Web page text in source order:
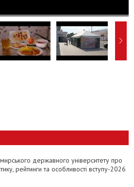
державного університету про
рейтинги та особливості вступу-2026